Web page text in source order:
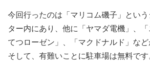
今回行ったのは「マリコム磯子」とい
ター内にあり、他に「ヤマダ電機」、
てつローゼン」、「マクドナルド」など
そして、有難いことに駐車場は無料です